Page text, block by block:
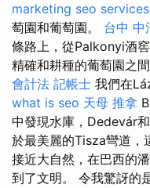
marketing seo services
萄園和葡萄園。 台中 中
條路上，從Palkonyi酒
精確和耕種的葡萄園之
會計法 記帳士 我們在
what is seo 天母 推拿
中發現水庫，Dedevár和
於最美麗的Tisza彎道，
接近大自然，在巴西的
到了文明。 令我驚訝的